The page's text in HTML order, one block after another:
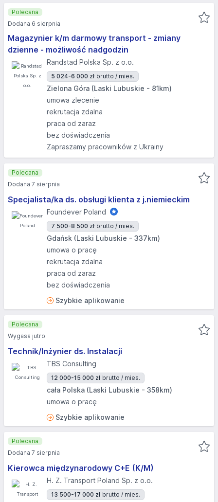
Magazynier k/m darmowy transport - zmiany
dzienne - możliwość nadgodzin
Randstad Polska Sp. z o.o.
5 024-6 000 zł brutto / mies.
Zielona Góra (Laski Lubuskie - 81km)
umowa zlecenie
rekrutacja zdalna
praca od zaraz
bez doświadczenia
Zapraszamy pracowników z Ukrainy
Polecana
Dodana 6 sierpnia
Specjalista/ka ds. obsługi klienta z j.niemieckim
Foundever Poland
7 500-8 500 zł brutto / mies.
Gdańsk (Laski Lubuskie - 337km)
umowa o pracę
rekrutacja zdalna
praca od zaraz
bez doświadczenia
Szybkie aplikowanie
Polecana
Dodana 7 sierpnia
Technik/Inżynier ds. Instalacji
TBS Consulting
12 000-15 000 zł brutto / mies.
cała Polska (Laski Lubuskie - 358km)
umowa o pracę
Szybkie aplikowanie
Polecana
Wygasa jutro
Kierowca międzynarodowy C+E (K/M)
H. Z. Transport Poland Sp. z o.o.
13 500-17 000 zł brutto / mies.
Polecana
Dodana 7 sierpnia